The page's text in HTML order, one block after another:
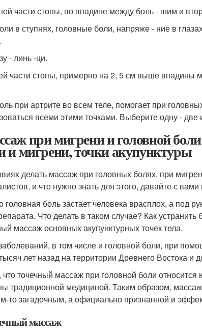
части стопы, во впадине между боль - шим и
в ступнях, головные боли, напряже - ние в
- линь -ци.
части стопы, примерно на 2, 5 см выше впадины
при артрите во всем теле, помогает при
всеми этими точками. Выберите одну -
при мигрени и головной
и мигрени, точки акупунктуры
делать массаж при головных болях, при
и что нужно знать для этого, давайте с
головная боль застает человека врасплох, а под
Что делать в таком случае? Как
массаж основных акупунктурных точек тела.
в том числе и головной боли, при
лет назад на территории Древнего Востока и
что точечный массаж при головной боли
традиционной медициной. Таким образом,
то загадочным, а официально признанной и
массаж